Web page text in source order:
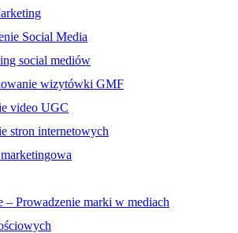
Social Media
social mediów
wizytówki GMF
video UGC
stron internetowych
– Prowadzenie marki w mediach